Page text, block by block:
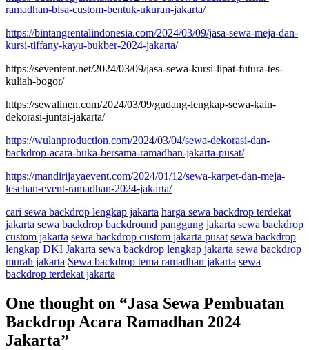
ramadhan-bisa-custom-bentuk-ukuran-jakarta/
https://bintangrentalindonesia.com/2024/03/09/jasa-sewa-meja-dan-
kursi-tiffany-kayu-bukber-2024-jakarta/
https://seventent.net/2024/03/09/jasa-sewa-kursi-lipat-futura-tes-
kuliah-bogor/
https://sewalinen.com/2024/03/09/gudang-lengkap-sewa-kain-
dekorasi-juntai-jakarta/
https://wulanproduction.com/2024/03/04/sewa-dekorasi-dan-
backdrop-acara-buka-bersama-ramadhan-jakarta-pusat/
https://mandirijayaevent.com/2024/01/12/sewa-karpet-dan-meja-
lesehan-event-ramadhan-2024-jakarta/
cari sewa backdrop lengkap jakarta harga sewa backdrop terdekat
jakarta sewa backdrop backdround panggung jakarta sewa backdrop
custom jakarta sewa backdrop custom jakarta pusat sewa backdrop
lengkap DKI Jakarta sewa backdrop lengkap jakarta sewa backdrop
murah jakarta Sewa backdrop tema ramadhan jakarta sewa
backdrop terdekat jakarta
One thought on “Jasa Sewa Pembuatan
Backdrop Acara Ramadhan 2024
Jakarta”